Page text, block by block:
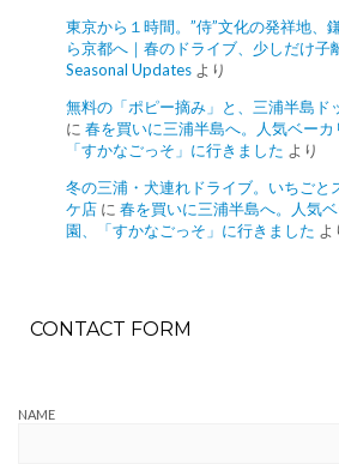
東京から１時間。”侍”文化の発祥地、鎌
ら京都へ｜春のドライブ、少しだけ子
Seasonal Updates より
無料の「ポピー摘み」と、三浦半島ド
に 春を買いに三浦半島へ。人気ベーカ
「すかなごっそ」に行きました より
冬の三浦・犬連れドライブ。いちごと
ケ店 に 春を買いに三浦半島へ。人気
園、「すかなごっそ」に行きました よ
CONTACT FORM
NAME